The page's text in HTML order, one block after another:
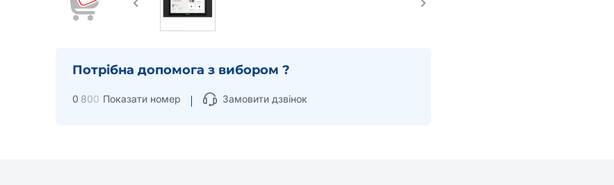
Потрібна допомога з вибором ?
0 800 Показати номер Замовити дзвінок